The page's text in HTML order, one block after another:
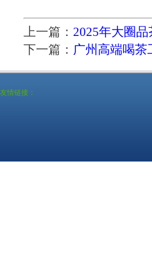
上一篇： 2025年大圈
下一篇： 广州高端喝
友情链接：